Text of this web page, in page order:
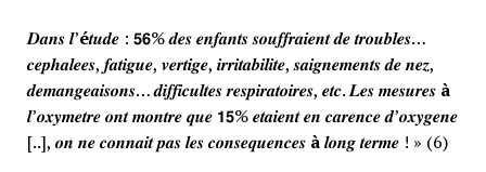
𝑫𝒂𝒏𝒔 𝒍’é𝒕𝒖𝒅𝒆 : 𝟱𝟲% 𝒅𝒆𝒔 𝒆𝒏𝒇𝒂𝒏𝒕𝒔 𝒔𝒐𝒖𝒇𝒇𝒓𝒂𝒊𝒆𝒏𝒕 𝒅𝒆 𝒕𝒓𝒐𝒖𝒃𝒍𝒆𝒔…
𝒄𝒆𝒑𝒉𝒂𝒍𝒆𝒆𝒔, 𝒇𝒂𝒕𝒊𝒈𝒖𝒆, 𝒗𝒆𝒓𝒕𝒊𝒈𝒆, 𝒊𝒓𝒓𝒊𝒕𝒂𝒃𝒊𝒍𝒊𝒕𝒆, 𝒔𝒂𝒊𝒈𝒏𝒆𝒎𝒆𝒏𝒕𝒔 𝒅𝒆 𝒏𝒆𝒛,
𝒅𝒆𝒎𝒂𝒏𝒈𝒆𝒂𝒊𝒔𝒐𝒏𝒔… 𝒅𝒊𝒇𝒇𝒊𝒄𝒖𝒍𝒕𝒆𝒔 𝒓𝒆𝒔𝒑𝒊𝒓𝒂𝒕𝒐𝒊𝒓𝒆𝒔, 𝒆𝒕𝒄. 𝑳𝒆𝒔 𝒎𝒆𝒔𝒖𝒓𝒆𝒔 à
𝒍’𝒐𝒙𝒚𝒎𝒆𝒕𝒓𝒆 𝒐𝒏𝒕 𝒎𝒐𝒏𝒕𝒓𝒆 𝒒𝒖𝒆 𝟭𝟱% 𝒆𝒕𝒂𝒊𝒆𝒏𝒕 𝒆𝒏 𝒄𝒂𝒓𝒆𝒏𝒄𝒆 𝒅’𝒐𝒙𝒚𝒈𝒆𝒏𝒆
[..], 𝒐𝒏 𝒏𝒆 𝒄𝒐𝒏𝒏𝒂𝒊𝒕 𝒑𝒂𝒔 𝒍𝒆𝒔 𝒄𝒐𝒏𝒔𝒆𝒒𝒖𝒆𝒏𝒄𝒆𝒔 à𝒍𝒐𝒏𝒈 𝒕𝒆𝒓𝒎𝒆 ! » (6)